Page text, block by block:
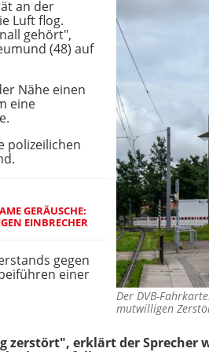
Der DVB-
mutwilligen
an der
Luft flog.
gehört",
(48) auf
Nähe einen
eine
polizeilichen
GERÄUSCHE:
EINBRECHER
gegen
einer
erklärt der Sprecher